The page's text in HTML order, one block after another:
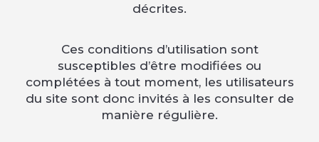
décrites.
Ces conditions d’utilisation sont
susceptibles d’être modifiées ou
complétées à tout moment, les utilisateurs
du site sont donc invités à les consulter de
manière régulière.